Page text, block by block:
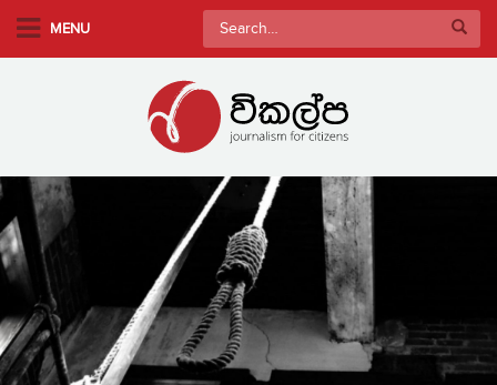
m
i
n
o
n
t
MENU
Search
for: